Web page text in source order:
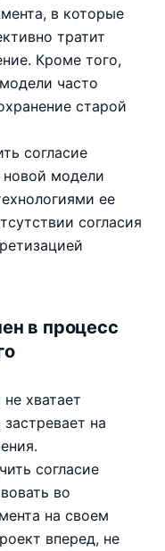
в которые
тратит
Кроме того,
часто
старой
согласие
новой модели
ее
согласия
в процесс
хватает
на
согласие
во
на своем
вперед, не